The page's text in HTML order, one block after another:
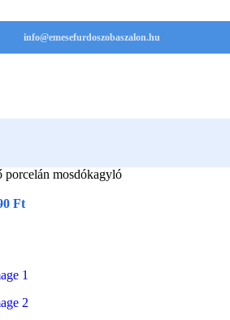
info@emesefurdoszobaszalon.hu
mosdókagyló
Ft